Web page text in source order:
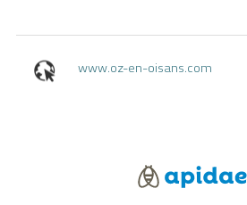
www.oz-en-oisans.com